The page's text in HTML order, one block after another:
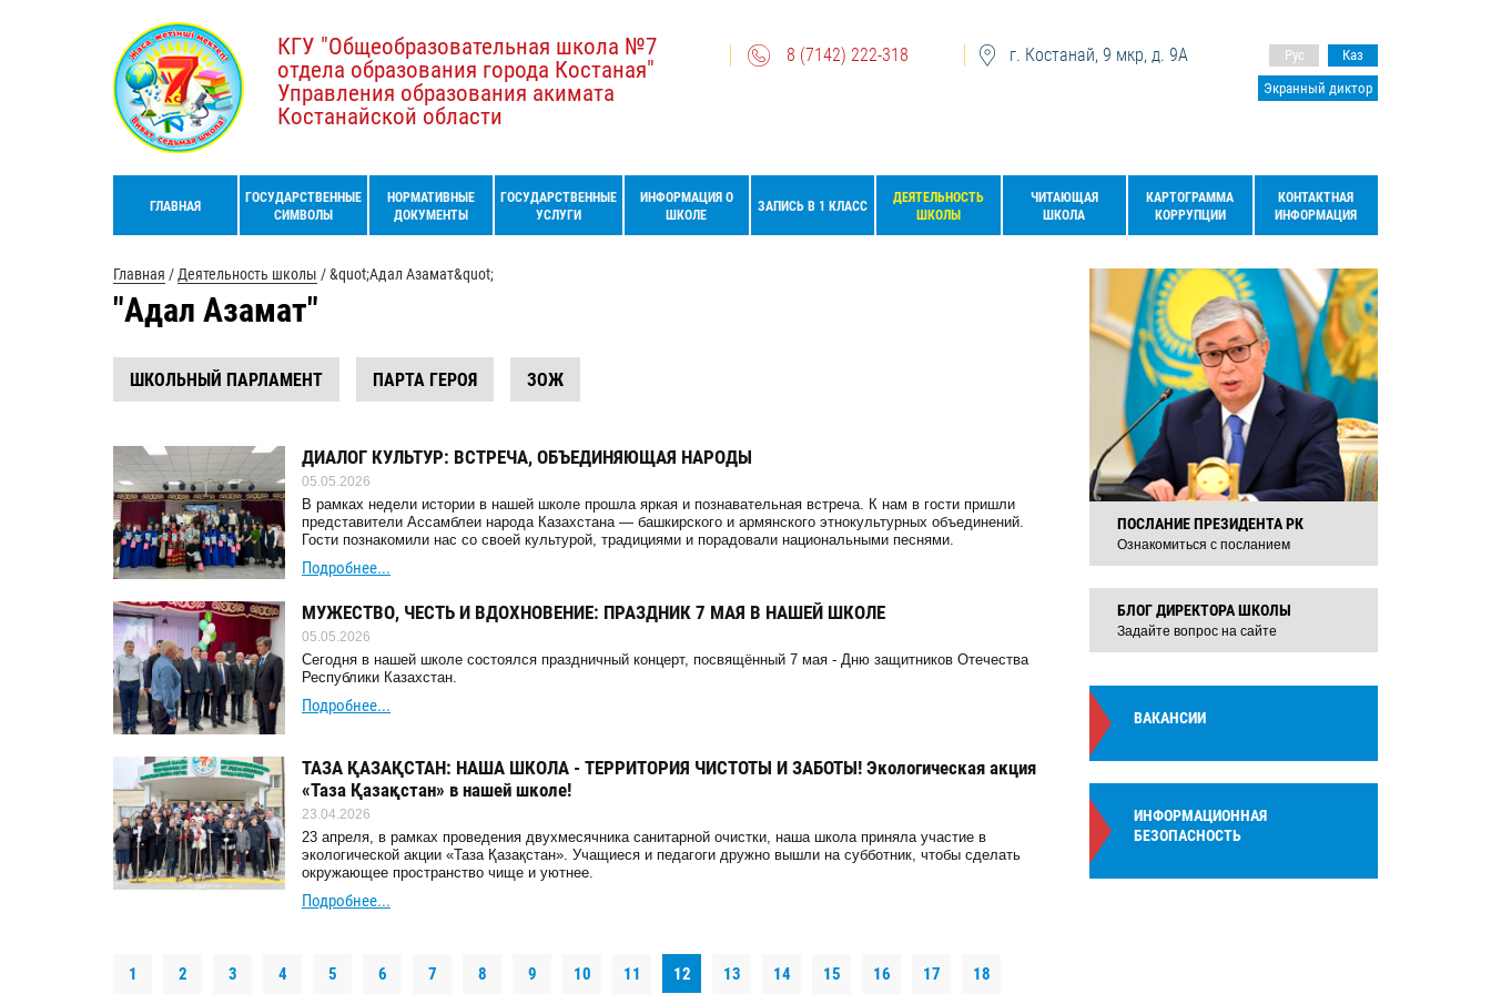
КГУ "Общеобразовательная школа №7
отдела образования города Костаная"
Управления образования акимата
Костанайской области
8 (7142) 222-318 г. Костанай, 9 мкр, д. 9А Рус
Каз
Экранный диктор
ГЛАВНАЯ
ГОСУДАРСТВЕННЫЕ
СИМВОЛЫ
НОРМАТИВНЫЕ
ДОКУМЕНТЫ
ГОСУДАРСТВЕННЫЕ
УСЛУГИ
ИНФОРМАЦИЯ О
ШКОЛЕ
ЗАПИСЬ В 1 КЛАСС
ДЕЯТЕЛЬНОСТЬ
ШКОЛЫ
ЧИТАЮЩАЯ
ШКОЛА
КАРТОГРАММА
КОРРУПЦИИ
КОНТАКТНАЯ
ИНФОРМАЦИЯ
Главная / Деятельность школы /&quot;Адал Азамат&quot;
"Адал Азамат"
ШКОЛЬНЫЙ ПАРЛАМЕНТ ПАРТА ГЕРОЯ ЗОЖ
ДИАЛОГ КУЛЬТУР: ВСТРЕЧА, ОБЪЕДИНЯЮЩАЯ НАРОДЫ
05.05.2026
В рамках недели истории в нашей школе прошла яркая и познавательная встреча. К нам в гости пришли
представители Ассамблеи народа Казахстана — башкирского и армянского этнокультурных объединений.
Гости познакомили нас со своей культурой, традициями и порадовали национальными песнями.
Подробнее...
МУЖЕСТВО, ЧЕСТЬ И ВДОХНОВЕНИЕ: ПРАЗДНИК 7 МАЯ В НАШЕЙ ШКОЛЕ
05.05.2026
Сегодня в нашей школе состоялся праздничный концерт, посвящённый 7 мая - Дню защитников Отечества
Республики Казахстан.
Подробнее...
ТАЗА ҚАЗАҚСТАН: НАША ШКОЛА - ТЕРРИТОРИЯ ЧИСТОТЫ И ЗАБОТЫ! Экологическая акция
«Таза Қазақстан» в нашей школе!
23.04.2026
23 апреля, в рамках проведения двухмесячника санитарной очистки, наша школа приняла участие в
экологической акции «Таза Қазақстан». Учащиеся и педагоги дружно вышли на субботник, чтобы сделать
окружающее пространство чище и уютнее.
Подробнее...
1 2 3 4 5 6 7 8 9 10 11 12 13 14 15 16 17 18
ПОСЛАНИЕ ПРЕЗИДЕНТА РК
Ознакомиться с посланием
БЛОГ ДИРЕКТОРА ШКОЛЫ
Задайте вопрос на сайте
ВАКАНСИИ
ИНФОРМАЦИОННАЯ
БЕЗОПАСНОСТЬ